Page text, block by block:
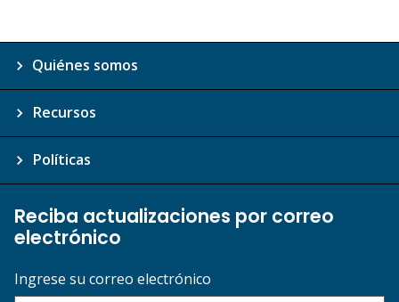
Quiénes somos
Recursos
Políticas
Reciba actualizaciones por correo
electrónico
Ingrese su correo electrónico